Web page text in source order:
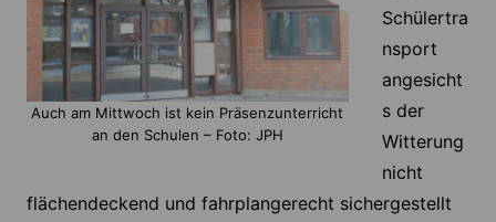
Auch am Mittwoch ist kein Präsenzunterricht
an den Schulen – Foto: JPH
Schülertra
nsport
angesicht
s der
Witterung
nicht
flächendeckend und fahrplangerecht sichergestellt